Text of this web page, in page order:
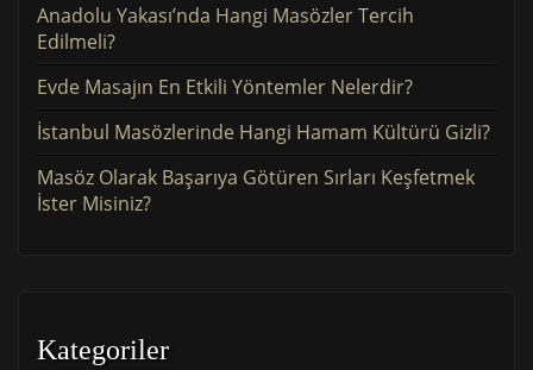
Anadolu Yakası’nda Hangi Masözler Tercih
Edilmeli?
Evde Masajın En Etkili Yöntemler Nelerdir?
İstanbul Masözlerinde Hangi Hamam Kültürü Gizli?
Masöz Olarak Başarıya Götüren Sırları Keşfetmek
İster Misiniz?
Kategoriler